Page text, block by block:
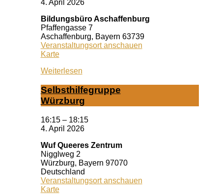
4. April 2026
Bildungsbüro Aschaffenburg
Pfaffengasse 7
Aschaffenburg, Bayern 63739
Veranstaltungsort anschauen
KarteBildungsbüro
Weiterlesen
Selbst­hil­fe­grup­pe
Würz­burg
16:15 – 18:15
4. April 2026
Wuf Queeres Zentrum
Nigglweg 2
Würzburg, Bayern 97070
Deutschland
Veranstaltungsort anschauen
KarteWuf